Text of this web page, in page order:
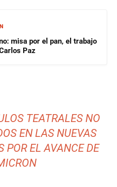
misa por el pan, el trabajo
Paz
TEATRALES NO
EN LAS NUEVAS
POR EL AVANCE DE